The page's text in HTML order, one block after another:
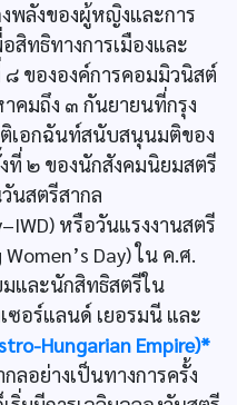
พลังของผู้หญิงและการ
สิทธิทางการเมืองและ
ขององค์การคอมมิวนิสต์
คมถึง ๓ กันยายนที่กรุง
เอกฉันท์สนับสนุนมติของ
ที่ ๒ ของนักสังคมนิยมสตรี
นสตรีสากล
หรือวันแรงงานสตรี
Day) ใน ค.ศ.
ละนักสิทธิสตรีใน
ซอร์แลนด์ เยอรมนี และ
Hungarian Empire)*
ลอย่างเป็นทางการครั้ง